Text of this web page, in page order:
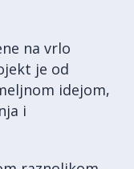
na vrlo
je od
idejom,
i